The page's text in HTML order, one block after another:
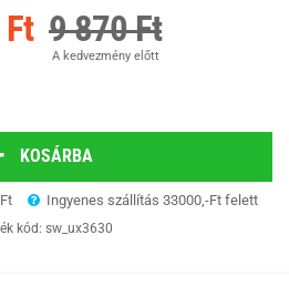
9 870 Ft
A kedvezmény előtt
KOSÁRBA
Ingyenes szállítás 33000,-Ft felett
kód: sw_ux3630